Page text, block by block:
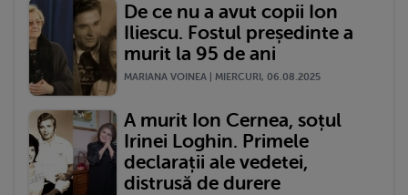
De ce nu a avut copii Ion
Iliescu. Fostul președinte a
murit la 95 de ani
MARIANA VOINEA | MIERCURI, 06.08.2025
A murit Ion Cernea, soțul
Irinei Loghin. Primele
declarații ale vedetei,
distrusă de durere